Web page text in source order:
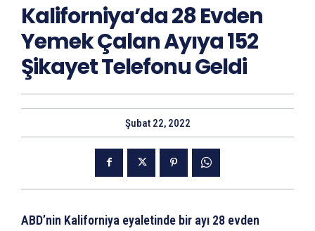
Kaliforniya’da 28 Evden
Yemek Çalan Ayıya 152
Şikayet Telefonu Geldi
Şubat 22, 2022
ABD’nin Kaliforniya eyaletinde bir ayı 28 evden